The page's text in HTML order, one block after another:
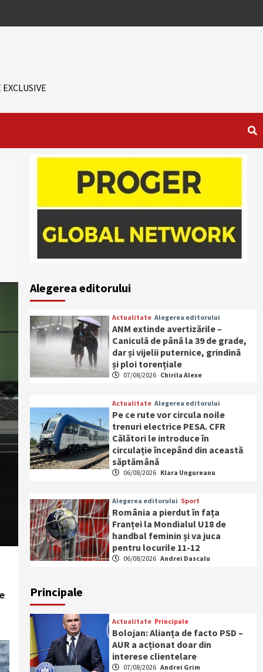
Alegerea editorului
Actualitate Alegerea editorului
ANM extinde avertizările –
Caniculă de până la 39 de grade,
dar și vijelii puternice, grindină
și ploi torențiale
07/08/2026 Chirila Alexe
Actualitate Alegerea editorului
Pe ce rute vor circula noile
trenuri electrice PESA. CFR
Călători le introduce în
circulație începând din această
săptămână
06/08/2026 Klara Ungureanu
Alegerea editorului Sport
România a pierdut în fața
Franței la Mondialul U18 de
handbal feminin și va juca
pentru locurile 11-12
06/08/2026 Andrei Dascalu
Principale
Actualitate Principale
Bolojan: Alianța de facto PSD –
AUR a acționat doar din
interese clientelare
07/08/2026 Andrei Grim